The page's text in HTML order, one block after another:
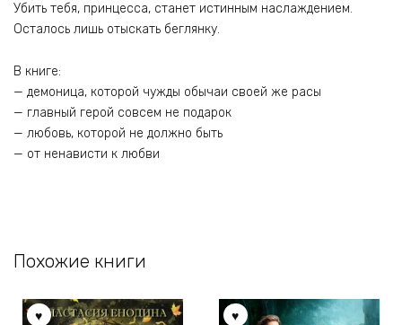
Убить тебя, принцесса, станет истинным наслаждением.
Осталось лишь отыскать беглянку.
В книге:
— демоница, которой чужды обычаи своей же расы
— главный герой совсем не подарок
— любовь, которой не должно быть
— от ненависти к любви
Похожие книги